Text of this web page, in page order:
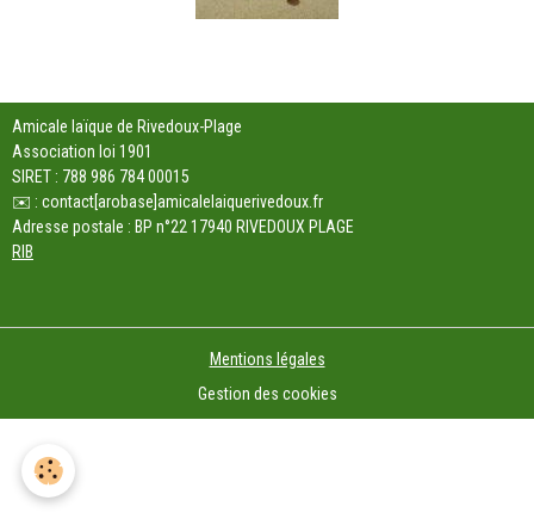
Amicale laïque de Rivedoux-Plage
Association loi 1901
SIRET : 788 986 784 00015
✉️ : contact[arobase]amicalelaiquerivedoux.fr
Adresse postale : BP n°22 17940 RIVEDOUX PLAGE
RIB
Mentions légales
Gestion des cookies